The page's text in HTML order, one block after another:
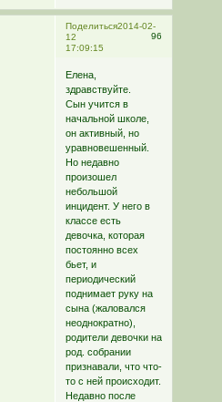
Поделиться
96
2014-02-
12
17:09:15
Елена,
здравствуйте.
Сын учится в
начальной школе,
он активный, но
уравновешенный.
Но недавно
произошел
небольшой
инцидент. У него в
классе есть
девочка, которая
постоянно всех
бьет, и
периодический
поднимает руку на
сына (жаловался
неоднократно),
родители девочки на
род. собрании
признавали, что что-
то с ней происходит.
Недавно после